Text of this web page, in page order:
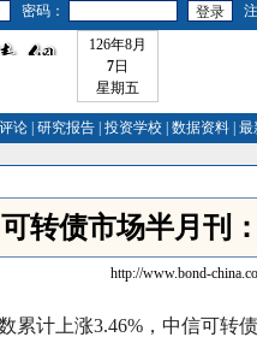
密码：
126年8月
7日
星期五
论 研究报告 投资学校 数据资料 最
可转债市场半月刊
http://www.bond-
累计上涨3.46%，中信可转